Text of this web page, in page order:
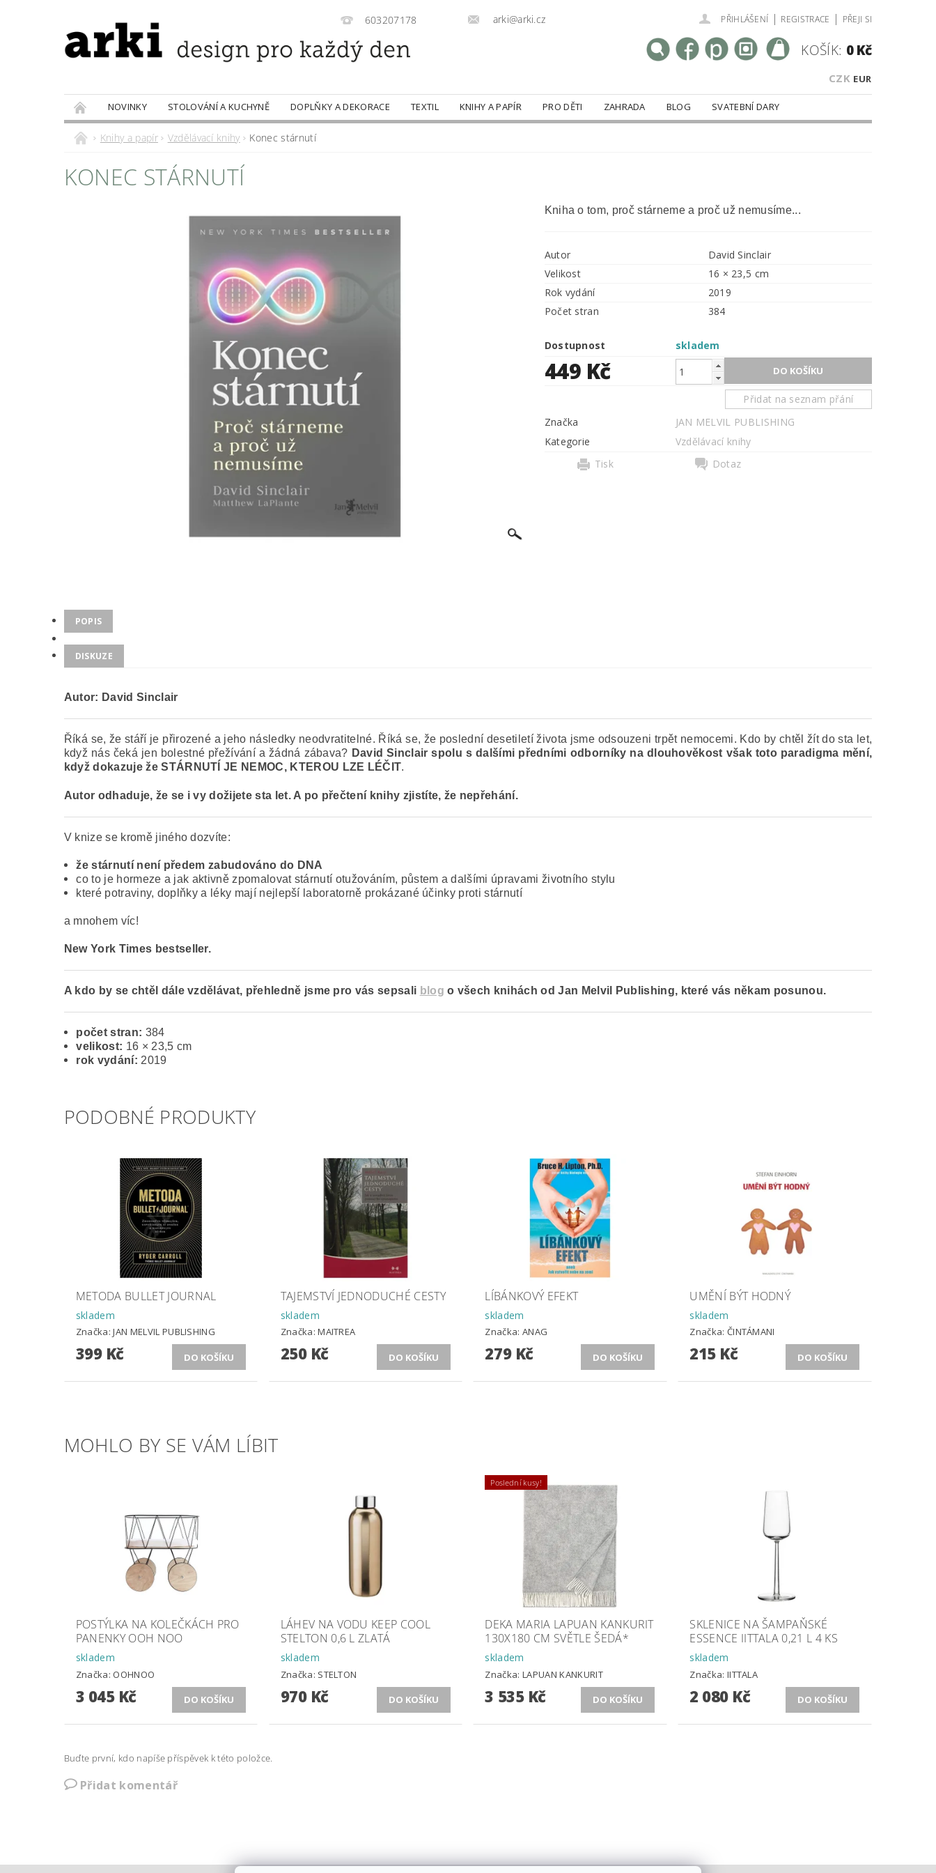
603207178 arki@arki.cz PŘIHLÁŠENÍ | REGISTRACE | PŘEJI SI
CZK EUR
KOŠÍK: 0 Kč
NOVINKY STOLOVÁNÍ A KUCHYNĚ DOPLŇKY A DEKORACE TEXTIL KNIHY A PAPÍR PRO DĚTI ZAHRADA BLOG
SVATEBNÍ DARY
PRODÁVANÉ ZNAČKY
DOBROTY
Knihy a papír Vzdělávací knihy Konec stárnutí
KONEC STÁRNUTÍ
Kniha o tom, proč stárneme a proč už nemusíme...
Autor
David Sinclair
Velikost
16 × 23,5 cm
Rok vydání
2019
Počet stran
384
Dostupnost skladem
449 Kč
Přidat na seznam přání
Značka
JAN MELVIL PUBLISHING
Kategorie
Vzdělávací knihy
Tisk
Dotaz
POPIS
DISKUZE
Autor: David Sinclair
Říká se, že stáří je přirozené a jeho následky neodvratitelné. Říká se, že poslední desetiletí života jsme odsouzeni trpět nemocemi. Kdo by chtěl žít do sta let,
když nás čeká jen bolestné přežívání a žádná zábava? David Sinclair spolu s dalšími předními odborníky na dlouhověkost však toto paradigma mění,
když dokazuje že STÁRNUTÍ JE NEMOC, KTEROU LZE LÉČIT.
Autor odhaduje, že se i vy dožijete sta let. A po přečtení knihy zjistíte, že nepřehání.
V knize se kromě jiného dozvíte:
že stárnutí není předem zabudováno do DNA
co to je hormeze a jak aktivně zpomalovat stárnutí otužováním, půstem a dalšími úpravami životního stylu
které potraviny, doplňky a léky mají nejlepší laboratorně prokázané účinky proti stárnutí
a mnohem víc!
New York Times bestseller.
A kdo by se chtěl dále vzdělávat, přehledně jsme pro vás sepsali blog o všech knihách od Jan Melvil Publishing, které vás někam posunou.
počet stran: 384
velikost: 16 × 23,5 cm
rok vydání: 2019
PODOBNÉ PRODUKTY
METODA BULLET JOURNAL
skladem
Značka:JAN MELVIL PUBLISHING
399 Kč
TAJEMSTVÍ JEDNODUCHÉ CESTY
skladem
Značka:MAITREA
250 Kč
LÍBÁNKOVÝ EFEKT
skladem
Značka:ANAG
279 Kč
UMĚNÍ BÝT HODNÝ
skladem
Značka: ČINTÁMANI
215 Kč
MOHLO BY SE VÁM LÍBIT
POSTÝLKA NA KOLEČKÁCH PRO
PANENKY OOH NOO
skladem
Značka: OOHNOO
3 045 Kč
LÁHEV NA VODU KEEP COOL
STELTON 0,6 L ZLATÁ
skladem
Značka: STELTON
970 Kč
Poslední kusy!
DEKA MARIA LAPUAN KANKURIT
130X180 CM SVĚTLE ŠEDÁ*
skladem
Značka:LAPUAN KANKURIT
3 535 Kč
SKLENICE NA ŠAMPAŇSKÉ
ESSENCE IITTALA 0,21 L 4 KS
skladem
Značka: IITTALA
2 080 Kč
Buďte první, kdo napíše příspěvek k této položce.
Přidat komentář